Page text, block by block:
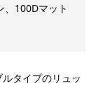
、100Dマット
タイプのリュッ